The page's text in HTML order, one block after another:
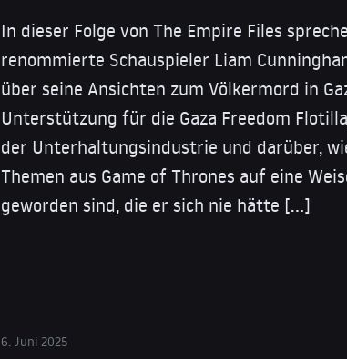
In dieser Folge von The Empire Files
renommierte Schauspieler Liam
über seine Ansichten zum Völkermord in
Unterstützung für die Gaza Freedom
der Unterhaltungsindustrie und darüber,
Themen aus Game of Thrones auf eine
geworden sind, die er sich nie hätte […]
6. Juni 2025